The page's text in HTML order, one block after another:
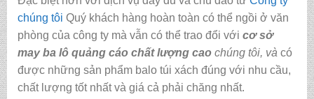
chúng tôi Quý khách hàng hoàn toàn có thể ngồi ở văn
phòng của công ty mà vẫn có thể trao đổi với cơ sở
may ba lô quảng cáo chất lượng cao chúng tôi, và có
được những sản phẩm balo túi xách đúng với nhu cầu,
chất lượng tốt nhất và giá cả phải chăng nhất.